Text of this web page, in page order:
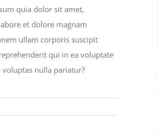
quia dolor sit amet,
et dolore magnam
ullam corporis suscipit
qui in ea voluptate
nulla pariatur?